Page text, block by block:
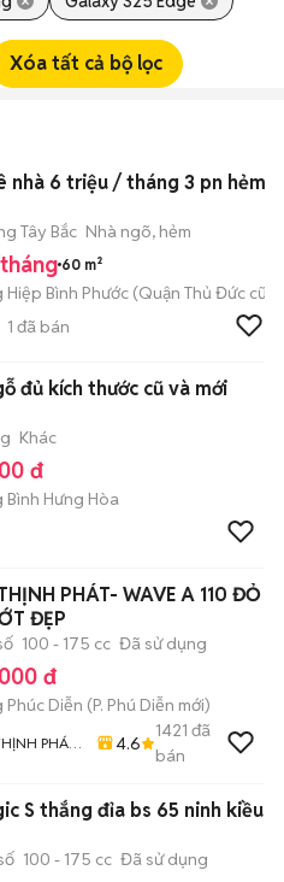
Xóa tất cả bộ lọc
nhà 6 triệu / tháng 3 pn hẻm
Tây Bắc Nhà ngõ, hẻm
60 m²
Hiệp Bình Phước (Quận Thủ Đức cũ)
1 đã bán
đủ kích thước cũ và mới
Khác
đ
Bình Hưng Hòa
PHÁT- WAVE A 110 ĐỎ
ĐẸP
100 - 175 cc Đã sử dụng
đ
Phúc Diễn (P. Phú Diễn mới)
PHÁT
4.6
1421 đã
bán
S thắng đỉa bs 65 ninh kiều
100 - 175 cc Đã sử dụng